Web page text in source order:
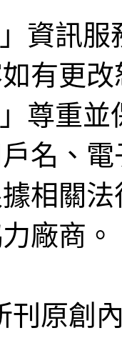
資訊
有更
尊重
名、
相關
廠商。
刊原創